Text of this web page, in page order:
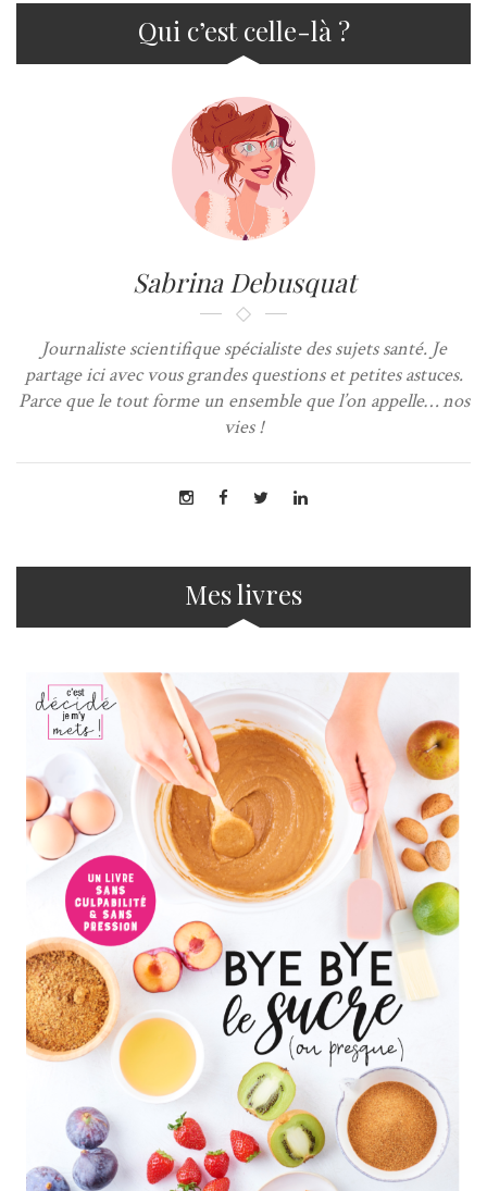
Qui c’est celle-là ?
Sabrina Debusquat
Journaliste scientifique spécialiste des sujets santé. Je
partage ici avec vous grandes questions et petites astuces.
Parce que le tout forme un ensemble que l’on appelle… nos
vies !
Mes livres